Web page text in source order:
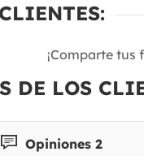
¡Comparte tus
DE LOS
Opiniones 2